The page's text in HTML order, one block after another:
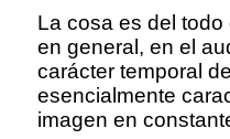
La cosa es del todo
en general, en el
carácter temporal
esencialmente
imagen en